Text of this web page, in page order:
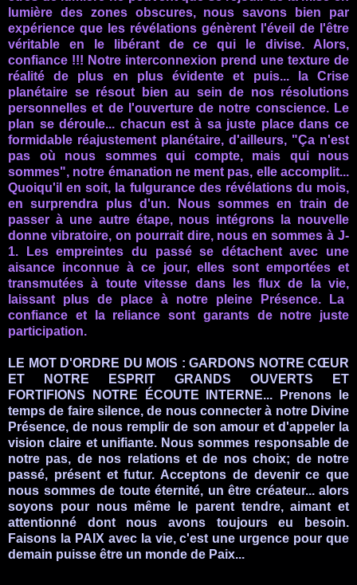
lumière des zones obscures, nous savons bien par
expérience que les révélations génèrent l'éveil de l'être
véritable en le libérant de ce qui le divise. Alors,
confiance !!! Notre interconnexion prend une texture de
réalité de plus en plus évidente et puis... la Crise
planétaire se résout bien au sein de nos résolutions
personnelles et de l'ouverture de notre conscience. Le
plan se déroule... chacun est à sa juste placedans ce
formidable réajustement planétaire, d'ailleurs, "Ça n'est
pas où nous sommes qui compte, mais qui nous
sommes", notre émanation ne ment pas, elle accomplit...
Quoiqu'il en soit, la fulgurance des révélations du mois,
en surprendra plus d'un.
Nous sommes en train de
passer à une autre étape,nous intégrons la nouvelle
donne vibratoire, on pourrait dire, nous en sommes à J-
1. Les empreintes du passé se détachent avec une
aisance inconnue à ce jour, elles sont emportées et
transmutéesà toute vitesse dans les flux de la vie,
laissant plus de place à notre pleine Présence. La
confiance et la reliance sont garants de notre juste
participation.
LE MOT D'ORDRE DU MOIS : GARDONS NOTRE CŒUR
ET NOTRE ESPRIT GRANDS OUVERTS ET
FORTIFIONS NOTRE ÉCOUTE INTERNE...
Prenons le
temps de faire silence, de nous connecter à notre Divine
Présence, de nous remplir de son amour et d'appeler la
vision claire et unifiante. Nous sommes responsable de
notre pas, de nos relations et de nos choix; de notre
passé, présent et futur. Acceptons de devenir ce que
nous sommes de toute éternité, un être créateur... alors
soyons pour nous même le parent tendre, aimant et
attentionné dont nous avons toujours eu besoin.
Faisons la PAIX avec la vie, c'est une urgence pour que
demain puisse être un monde de Paix...